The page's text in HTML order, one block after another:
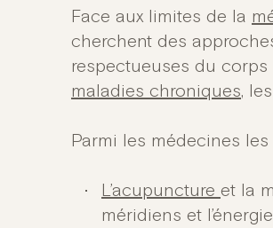
Face aux limites de la
cherchent des
respectueuses du
maladies chroniques,
Parmi les médecines
L’acupuncture et la
méridiens et